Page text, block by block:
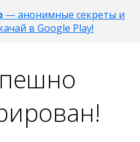
— анонимные секреты и
в Google Play!